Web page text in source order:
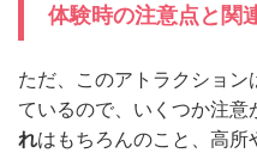
体験時の注意点と関
ただ、このアトラクショ
ているので、いくつか注意
れはもちろんのこと、高